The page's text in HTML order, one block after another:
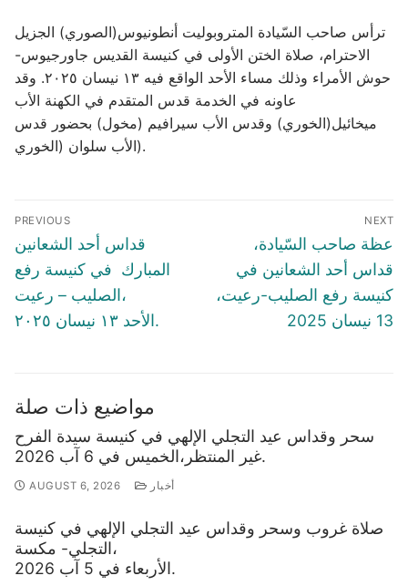
ترأس صاحب السّيادة المتروبوليت أنطونيوس(الصوري) الجزيل
الاحترام، صلاة الختن الأولى في كنيسة القديس جاورجيوس-
حوش الأمراء وذلك مساء الأحد الواقع فيه ١٣ نيسان ٢٠٢٥. وقد
عاونه في الخدمة قدس المتقدم في الكهنة الأب
ميخائيل(الخوري) وقدس الأب سيرافيم (مخول) بحضور قدس
الأب سلوان (الخوري).
Post
navigation
PREVIOUS
Previous
post:
قداس أحد الشعانين
المبارك في كنيسة رفع
الصليب – رعيت،
الأحد ١٣ نيسان ٢٠٢٥.
NEXT
Next
post:
عظة صاحب السّيادة،
قداس أحد الشعانين في
كنيسة رفع الصليب-رعيت،
13 نيسان 2025
مواضيع ذات صلة
سحر وقداس عيد التجلي الإلهي في كنيسة سيدة الفرح
غير المنتظر،الخميس في 6 آب 2026.
AUGUST 6, 2026 أخبار
صلاة غروب وسحر وقداس عيد التجلي الإلهي في كنيسة
التجلي- مكسة،
الأربعاء في 5 آب 2026.